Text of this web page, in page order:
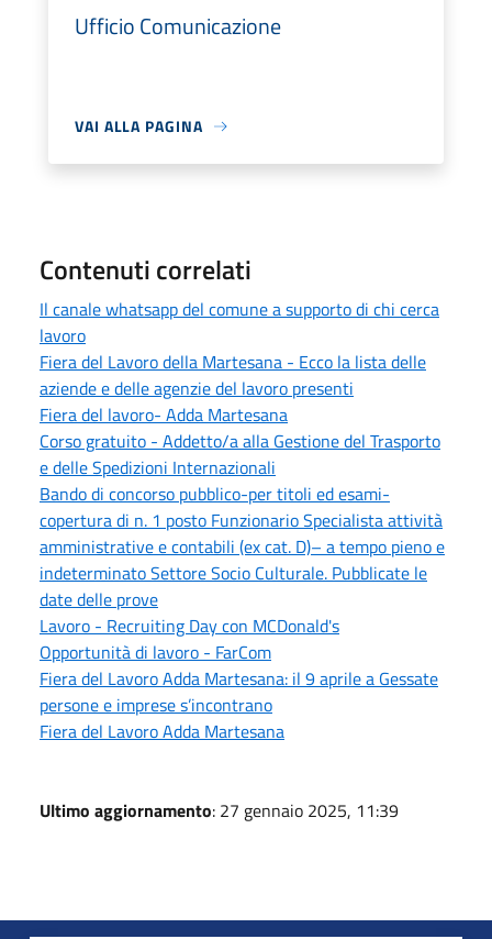
Ufficio Comunicazione
VAI ALLA PAGINA
Contenuti correlati
Il canale whatsapp del comune a supporto di chi cerca
lavoro
Fiera del Lavoro della Martesana - Ecco la lista delle
aziende e delle agenzie del lavoro presenti
Fiera del lavoro- Adda Martesana
Corso gratuito - Addetto/a alla Gestione del Trasporto
e delle Spedizioni Internazionali
Bando di concorso pubblico-per titoli ed esami-
copertura di n. 1 posto Funzionario Specialista attività
amministrative e contabili (ex cat. D)– a tempo pieno e
indeterminato Settore Socio Culturale. Pubblicate le
date delle prove
Lavoro - Recruiting Day con MCDonald's
Opportunità di lavoro - FarCom
Fiera del Lavoro Adda Martesana: il 9 aprile a Gessate
persone e imprese s’incontrano
Fiera del Lavoro Adda Martesana
Ultimo aggiornamento: 27 gennaio 2025, 11:39